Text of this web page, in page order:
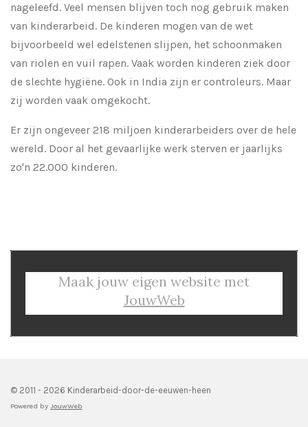
nageleefd. Veel mensen blijven toch nog gebruik maken
van kinderarbeid. De kinderen mogen van de wet
bijvoorbeeld wel edelstenen slijpen, het schoonmaken
van riolen en vuil rapen. Vaak worden kinderen ziek door
de slechte hygiëne. Ook in India zijn er controleurs. Maar
zij worden vaak omgekocht.
Er zijn ongeveer 218 miljoen kinderarbeiders over de hele
wereld. Door al het gevaarlijke werk sterven er jaarlijks
zo'n 22.000 kinderen.
Maak jouw eigen website met
JouwWeb
© 2011 - 2026 Kinderarbeid-door-de-eeuwen-heen
Powered by JouwWeb